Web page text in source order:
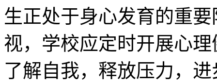
生正处于身心发育的重
视，学校应定时开
了解自我，释放压力，